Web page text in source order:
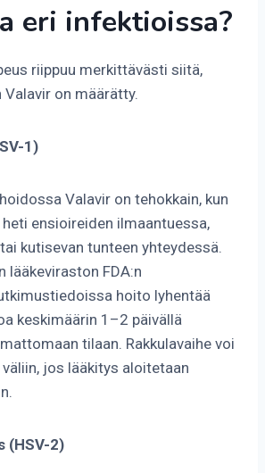
eri infektioissa?
riippuu merkittävästi siitä,
on määrätty.
1)
Valavir on tehokkain, kun
ensioireiden ilmaantuessa,
kutisevan tunteen yhteydessä.
lääkeviraston FDA:n
hoito lyhentää
keskimäärin 1–2 päivällä
tilaan. Rakkulavaihe voi
jos lääkitys aloitetaan
(HSV-2)